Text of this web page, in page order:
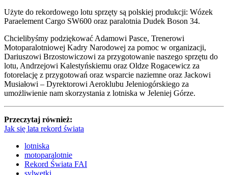
Użyte do rekordowego lotu sprzęty są polskiej produkcji: Wózek
Paraelement Cargo SW600 oraz paralotnia Dudek Boson 34.
Chcielibyśmy podziękować Adamowi Pasce, Trenerowi
Motoparalotniowej Kadry Narodowej za pomoc w organizacji,
Dariuszowi Brzostowiczowi za przygotowanie naszego sprzętu do
lotu, Andrzejowi Kalestyńskiemu oraz Oldze Rogacewicz za
fotorelację z przygotowań oraz wsparcie naziemne oraz Jackowi
Musiałowi – Dyrektorowi Aeroklubu Jeleniogórskiego za
umożliwienie nam skorzystania z lotniska w Jeleniej Górze.
Przeczytaj również:
Jak się lata rekord świata
lotniska
motoparalotnie
Rekord Świata FAI